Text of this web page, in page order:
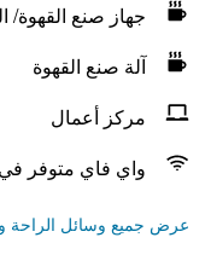
جهاز صنع القهوة/
آلة صنع القهوة
مركز أعمال
واي فاي متوفر
عرض جميع وسائل الراحة